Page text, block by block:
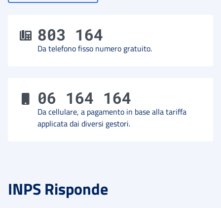
803 164
Da telefono fisso numero gratuito.
06 164 164
Da cellulare, a pagamento in base alla tariffa
applicata dai diversi gestori.
INPS Risponde